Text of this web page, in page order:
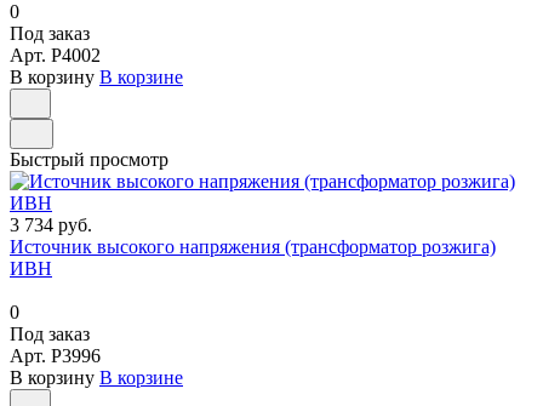
0
Под заказ
Арт. P4002
В корзину В корзине
Быстрый просмотр
3 734 руб.
Источник высокого напряжения (трансформатор розжига)
ИВН
0
Под заказ
Арт. P3996
В корзину В корзине